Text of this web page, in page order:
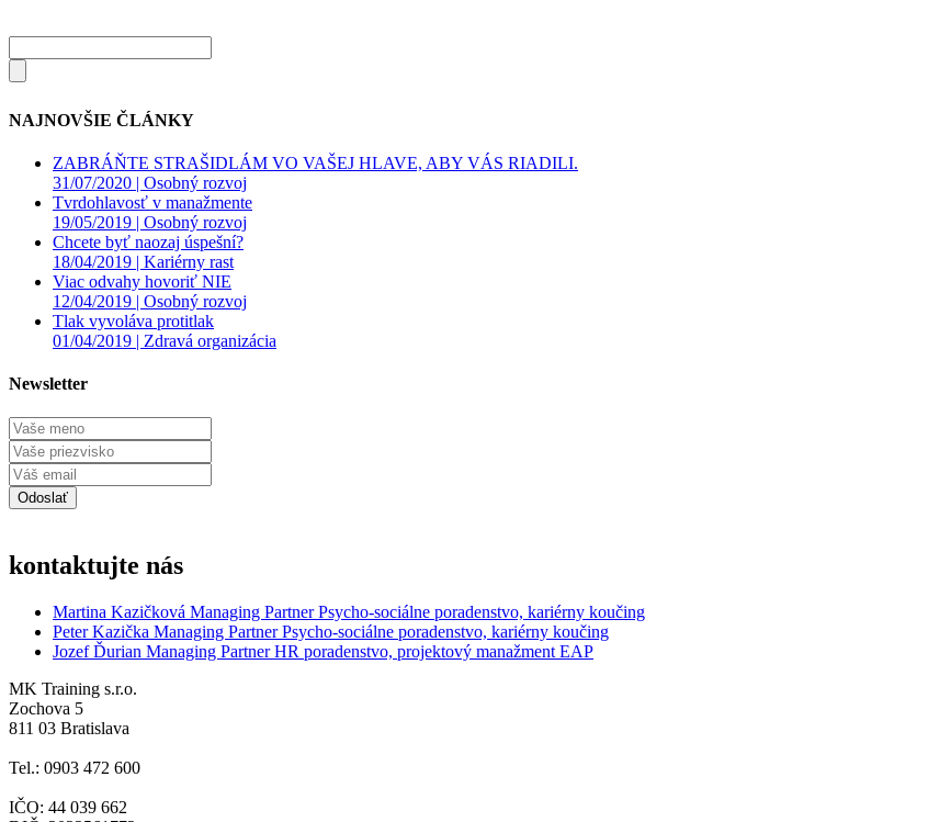
NAJNOVŠIE ČLÁNKY
ZABRÁŇTE STRAŠIDLÁM VO VAŠEJ HLAVE, ABY VÁS RIADILI.
31/07/2020 | Osobný rozvoj
Tvrdohlavosť v manažmente
19/05/2019 | Osobný rozvoj
Chcete byť naozaj úspešní?
18/04/2019 | Kariérny rast
Viac odvahy hovoriť NIE
12/04/2019 | Osobný rozvoj
Tlak vyvoláva protitlak
01/04/2019 | Zdravá organizácia
Newsletter
kontaktujte nás
Martina Kazičková Managing PartnerPsycho-sociálne poradenstvo, kariérny koučing
Peter Kazička Managing PartnerPsycho-sociálne poradenstvo, kariérny koučing
Jozef Ďurian Managing PartnerHR poradenstvo, projektový manažment EAP
MK Training s.r.o.
Zochova 5
811 03 Bratislava
Tel.: 0903 472 600
IČO: 44 039 662